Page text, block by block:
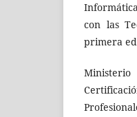
con las
primera